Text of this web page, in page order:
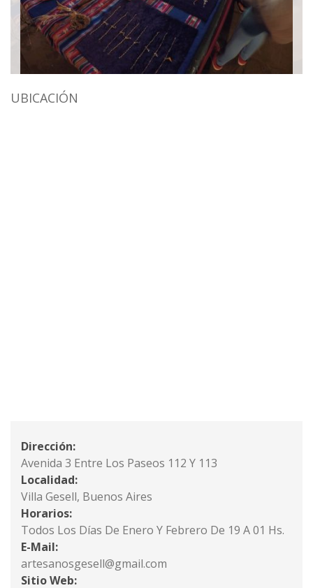
UBICACIÓN
Dirección:
Avenida 3 Entre Los Paseos 112 Y 113
Localidad:
Villa Gesell, Buenos Aires
Horarios:
Todos Los Días De Enero Y Febrero De 19 A 01 Hs.
E-Mail:
artesanosgesell@gmail.com
Sitio Web: